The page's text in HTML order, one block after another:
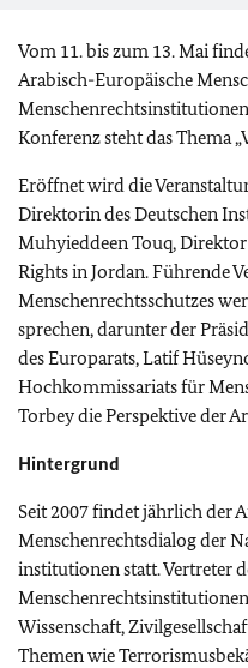
Vom 11. bis zum 13. Mai
Arabisch-Europäische
Konferenz steht das Thema
Eröffnet wird die
Direktorin des Deutschen
Muhyieddeen Touq,
Rights in Jordan. Führende
Menschenrechtsschutzes
sprechen, darunter der
des Europarats, Latif
Hochkommissariats für
Torbey die Perspektive der
Hintergrund
Seit 2007 findet jährlich der
Menschenrechtsdialog der
institutionen statt. Vertreter
Wissenschaft,
Themen wie